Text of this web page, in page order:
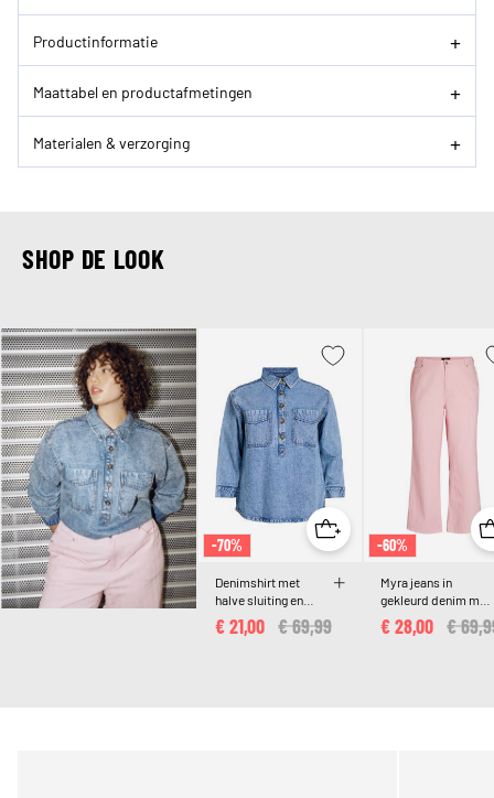
Productinformatie
Maattabel en productafmetingen
Materialen & verzorging
SHOP DE LOOK
-70%
Denimshirt met
halve sluiting en
borstzakkenPrice reduced from
€ 69,99
€ 21,00
-60%
Myra jeans in
gekleurd denim met
wide fit en een
gestructureerdPrice
€
€ 28,00